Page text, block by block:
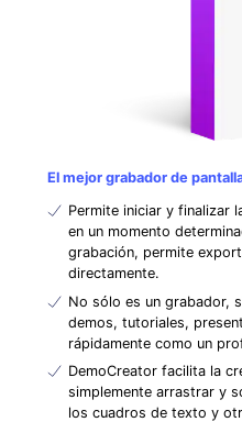
El mejor grabador de
Permite iniciar y finalizar
en un momento
grabación, permite
directamente.
No sólo es un grabador,
demos, tutoriales,
rápidamente como un
DemoCreator facilita la
simplemente arrastrar y
los cuadros de texto y